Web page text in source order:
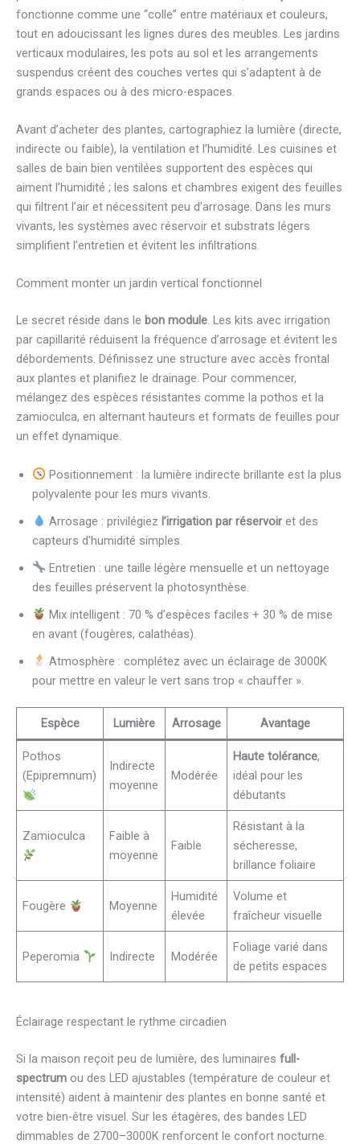
fonctionne comme une “colle” entre matériaux et couleurs,
tout en adoucissant les lignes dures des meubles. Les jardins
verticaux modulaires, les pots au sol et les arrangements
suspendus créent des couches vertes qui s’adaptent à de
grands espaces ou à des micro-espaces.
Avant d’acheter des plantes, cartographiez la lumière (directe,
indirecte ou faible), la ventilation et l’humidité. Les cuisines et
salles de bain bien ventilées supportent des espèces qui
aiment l’humidité ; les salons et chambres exigent des feuilles
qui filtrent l’air et nécessitent peu d’arrosage. Dans les murs
vivants, les systèmes avec réservoir et substrats légers
simplifient l’entretien et évitent les infiltrations.
Comment monter un jardin vertical fonctionnel
Le secret réside dans le bon module. Les kits avec irrigation
par capillarité réduisent la fréquence d’arrosage et évitent les
débordements. Définissez une structure avec accès frontal
aux plantes et planifiez le drainage. Pour commencer,
mélangez des espèces résistantes comme la pothos et la
zamioculca, en alternant hauteurs et formats de feuilles pour
un effet dynamique.
Positionnement : la lumière indirecte brillante est la plus
polyvalente pour les murs vivants.
Arrosage : privilégiez l’irrigation par réservoiret des
capteurs d’humidité simples.
Entretien : une taille légère mensuelle et un nettoyage
des feuilles préservent la photosynthèse.
Mix intelligent : 70 % d’espèces faciles + 30 % de mise
en avant (fougères, calathéas).
Atmosphère : complétez avec un éclairage de 3000K
pour mettre en valeur le vert sans trop « chauffer ».
Espèce Lumière Arrosage Avantage
Pothos
(Epipremnum)
Indirecte
moyenne
Modérée
Haute tolérance,
idéal pour les
débutants
Zamioculca
Faible à
moyenne
Faible
Résistant à la
sécheresse,
brillance foliaire
Fougère Moyenne
Humidité
élevée
Volume et
fraîcheur visuelle
Peperomia Indirecte Modérée
Foliage varié dans
de petits espaces
Éclairage respectant le rythme circadien
Si la maison reçoit peu de lumière, des luminaires full-
spectrum ou des LED ajustables (température de couleur et
intensité) aident à maintenir des plantes en bonne santé et
votre bien-être visuel. Sur les étagères, des bandes LED
dimmables de 2700–3000K renforcent le confort nocturne.